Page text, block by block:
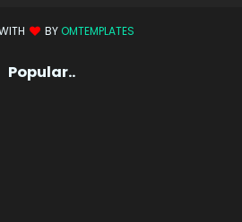
BY OMTEMPLATES
Popular..